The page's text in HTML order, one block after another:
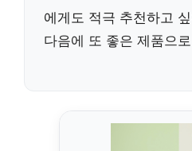
에게도 적극 추천하고
다음에 또 좋은 제품으